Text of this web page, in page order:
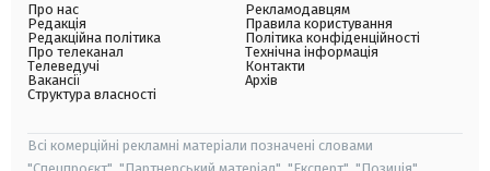
Про нас
Редакція
Редакційна політика
Про телеканал
Телеведучі
Вакансії
Структура власності
Рекламодавцям
Правила користування
Політика конфіденційності
Технічна інформація
Контакти
Архів
Всі комерційні рекламні матеріали позначені словами